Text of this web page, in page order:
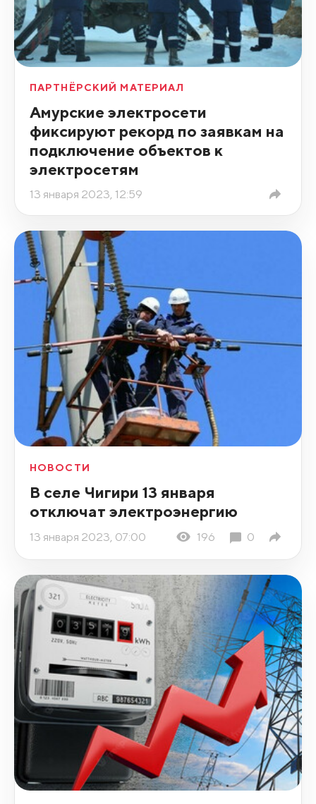
ПАРТНЁРСКИЙ МАТЕРИАЛ
Амурские электросети
фиксируют рекорд по заявкам на
подключение объектов к
электросетям
13 января 2023, 12:59
НОВОСТИ
В селе Чигири 13 января
отключат электроэнергию
13 января 2023, 07:00 196 0